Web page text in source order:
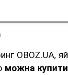
OBOZ.UA,
можна